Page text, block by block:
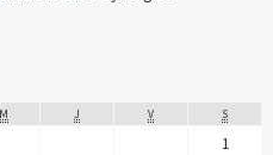
M J V S
1